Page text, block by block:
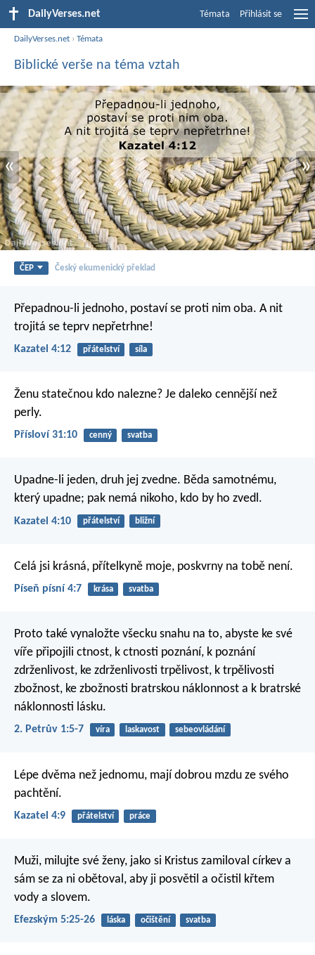
DailyVerses.net Témata Přihlásit se
DailyVerses.net ›Témata
Biblické verše na téma vztah
« »
ČEP Český ekumenický překlad
Přepadnou-li jednoho, postaví se proti nim oba. A nit
trojitá se teprv nepřetrhne!
Kazatel 4:12 přátelství síla
Ženu statečnou kdo nalezne? Je daleko cennější než
perly.
Přísloví 31:10 cenný svatba
Upadne-li jeden, druh jej zvedne. Běda samotnému,
který upadne; pak nemá nikoho, kdo by ho zvedl.
Kazatel 4:10 přátelství bližní
Celá jsi krásná, přítelkyně moje, poskvrny na tobě není.
Píseň písní 4:7 krása svatba
Proto také vynaložte všecku snahu na to, abyste ke své
víře připojili ctnost, k ctnosti poznání, k poznání
zdrženlivost, ke zdrženlivosti trpělivost, k trpělivosti
zbožnost, ke zbožnosti bratrskou náklonnost a k bratrské
náklonnosti lásku.
2. Petrův 1:5-7 víra laskavost sebeovládání
Lépe dvěma než jednomu, mají dobrou mzdu ze svého
pachtění.
Kazatel 4:9 přátelství práce
Muži, milujte své ženy, jako si Kristus zamiloval církev a
sám se za ni obětoval, aby ji posvětil a očistil křtem
vody a slovem.
Efezským 5:25-26 láska očištění svatba